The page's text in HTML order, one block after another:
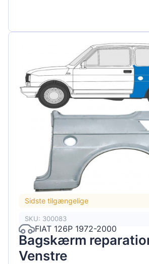
Sidste tilgængelige
SKU: 300083
FIAT 126P 1972-2000
Bagskærm
Venstre